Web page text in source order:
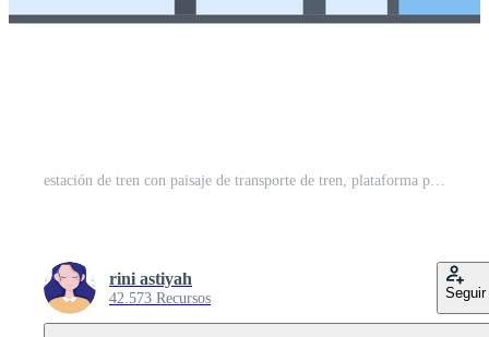
estación de tren con paisaje de transporte de tren, plataforma para la salida y metro interior subterráneo en ilustración de cartel de fondo plano Vector Pro
rini astiyah
42.573 Recursos Seguir